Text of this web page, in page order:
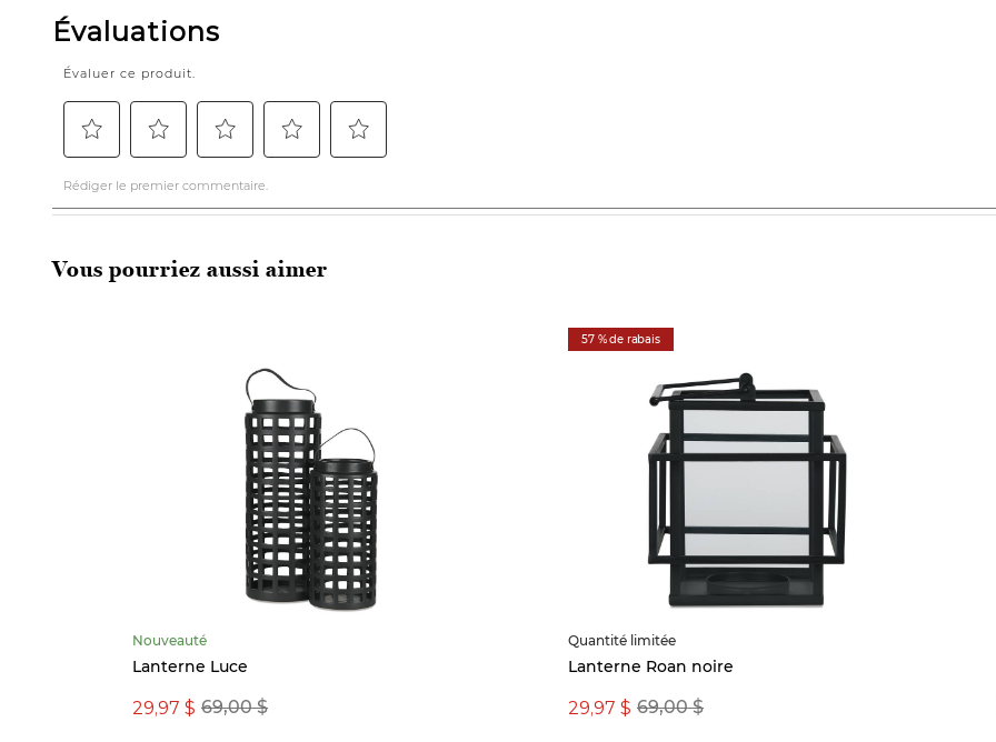
Vous pourriez aussi aimer
Nouveauté
Lanterne Luce
69,00 $
29,97 $
57 % de rabais
Quantité limitée
Lanterne Roan noire
69,00 $
29,97 $